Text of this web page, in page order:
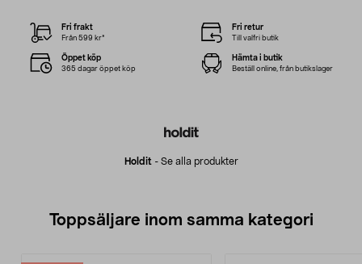
Holdit - Se alla produkter
Fri frakt
Från 599 kr*
Fri retur
Till valfri butik
Öppet köp
365 dagar öppet köp
Hämta i butik
Beställ online, från butikslager
Toppsäljare inom samma kategori